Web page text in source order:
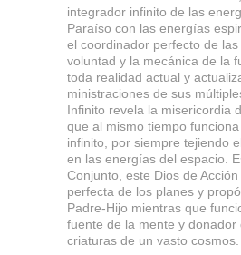
integrador infinito de las
Paraíso con las energías
el coordinador perfecto de
voluntad y la mecánica de la
toda realidad actual y
ministraciones de sus
Infinito revela la misericordia
que al mismo tiempo
infinito, por siempre tejiendo
en las energías del espacio.
Conjunto, este Dios de
perfecta de los planes y
Padre-Hijo mientras que
fuente de la mente y donador
criaturas de un vasto cosmos.